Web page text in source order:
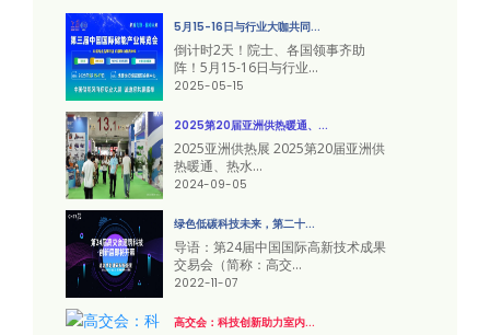
5月15-16日与行业大咖共同...
倒计时2天！院士、各国领事齐助
阵！5月15-16日与行业...
2025-05-15
2025第20届亚洲供热暖通、...
2025亚洲供热展 2025第20届亚洲供
热暖通、热水...
2024-09-05
绿色低碳科技未来，第二十...
导语：第24届中国国际高新技术成果
交易会（简称：高交...
2022-11-07
高交会：科技创新助力室内...